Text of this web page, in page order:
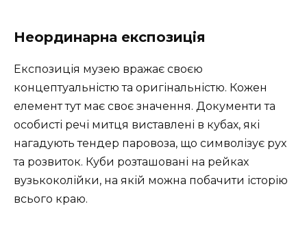
Неординарна експозиція
Експозиція музею вражає своєю
концептуальністю та оригінальністю. Кожен
елемент тут має своє значення. Документи та
особисті речі митця виставлені в кубах, які
нагадують тендер паровоза, що символізує рух
та розвиток. Куби розташовані на рейках
вузькоколійки, на якій можна побачити історію
всього краю.